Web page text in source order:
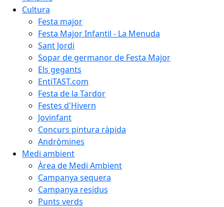
Cultura
Festa major
Festa Major Infantil - La Menuda
Sant Jordi
Sopar de germanor de Festa Major
Els gegants
EntiTAST.com
Festa de la Tardor
Festes d'Hivern
Jovinfant
Concurs pintura ràpida
Andròmines
Medi ambient
Àrea de Medi Ambient
Campanya sequera
Campanya residus
Punts verds